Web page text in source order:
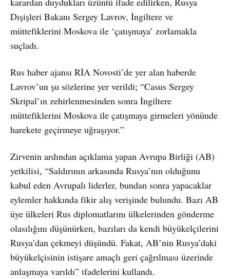
Dışişleri Bakanı Sergey Lavrov, İngiltere ve
müttefiklerini Moskova ile ‘çatışmaya’ zorlamakla
suçladı.
Rus haber ajansı RİA Novosti’de yer alan haberde
Lavrov’un şu sözlerine yer verildi; “Casus Sergey
Skripal’ın zehirlenmesinden sonra İngiltere
müttefiklerini Moskova ile çatışmaya girmeleri yönünde
harekete geçirmeye uğraşıyor.”
Zirvenin ardından açıklama yapan Avrupa Birliği (AB)
yetkilisi, “Saldırının arkasında Rusya’nın olduğunu
kabul eden Avrupalı liderler, bundan sonra yapacaklar
eylemler hakkında fikir alış verişinde bulundu. Bazı AB
üye ülkeleri Rus diplomatlarını ülkelerinden gönderme
olasılığını düşünürken, bazıları da kendi büyükelçilerini
Rusya’dan çekmeyi düşündü. Fakat, AB’nin Rusya’daki
büyükelçisinin istişare amaçlı geri çağrılması üzerinde
anlaşmaya varıldı” ifadelerini kullandı.